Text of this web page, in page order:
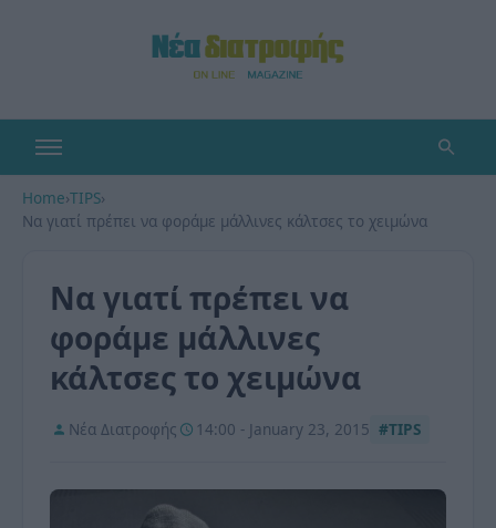
Home›TIPS›
Να γιατί πρέπει να φοράμε μάλλινες κάλτσες το χειμώνα
Να γιατί πρέπει να
φοράμε μάλλινες
κάλτσες το χειμώνα
Νέα Διατροφής 14:00 - January 23, 2015 #TIPS